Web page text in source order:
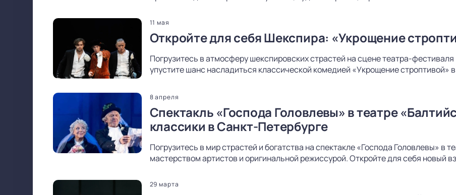
11 мая
Откройте для себя Шекспира: «Укрощение
Погрузитесь в атмосферу шекспировских страстей на сцене театра-
упустите шанс насладиться классической комедией «Укрощение строптивой»
8 апреля
Спектакль «Господа Головлевы» в театре
классики в Санкт-Петербурге
Погрузитесь в мир страстей и богатства на спектакле «Господа Головлевы» в
мастерством артистов и оригинальной режиссурой. Откройте для себя новый
29 марта